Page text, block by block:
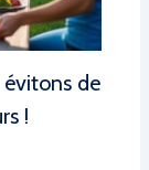
de
!